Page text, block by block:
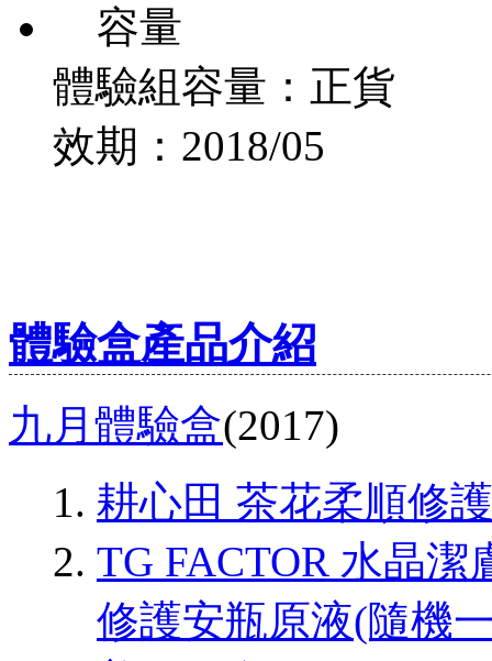
容量
體驗組容量：正貨
效期：2018/05
體驗盒產品介紹
九月體驗盒(2017)
耕心田 茶花柔順修
TG FACTOR 水晶
修護安瓶原液(隨機